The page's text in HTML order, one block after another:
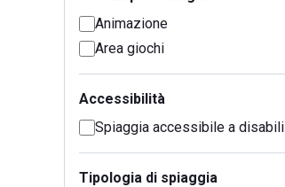
Animazione
Area giochi
Accessibilità
Spiaggia accessibile a disabili
Tipologia di spiaggia